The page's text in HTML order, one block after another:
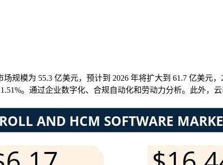
规模为 55.3 亿美元，预计到 2026 年将扩大到 61.7 亿美元
。通过企业数字化、合规自动化和劳动力分析。此外，